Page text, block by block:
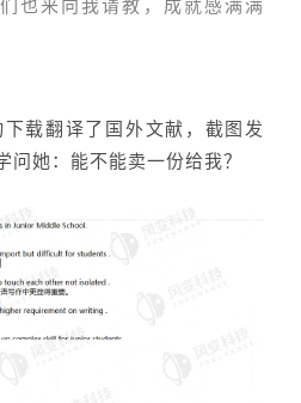
载翻译了国外文献，截图发
问她：能不能卖一份给我？